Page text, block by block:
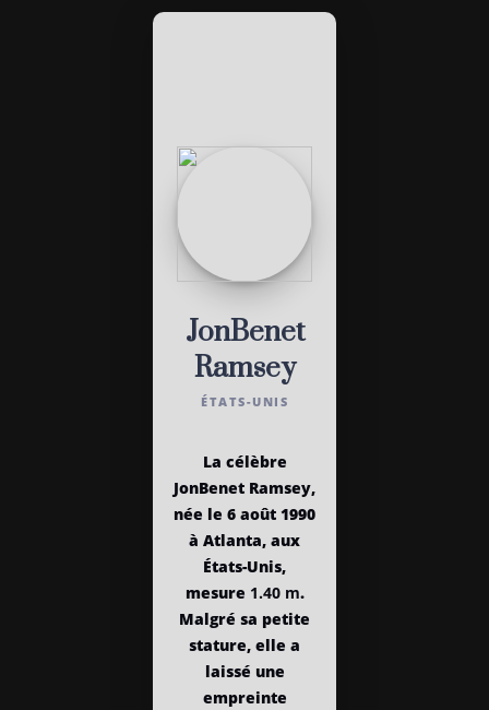
JonBenet
Ramsey
ÉTATS-UNIS
La célèbre
JonBenet Ramsey,
née le 6 août 1990
à Atlanta, aux
États-Unis,
mesure 1.40 m.
Malgré sa petite
stature, elle a
laissé une
empreinte